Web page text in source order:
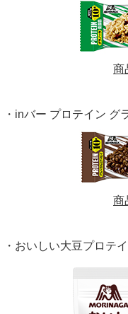
商
・inバー プロテイン グ
商
・おいしい大豆プロテ